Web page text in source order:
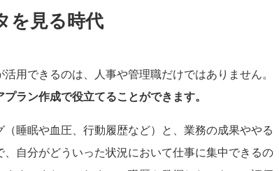
を見る時代
用できるのは、人事や管理職だけではありません。
ラン作成で役立てることができます。
睡眠や血圧、行動履歴など）と、業務の成果ややる
自分がどういった状況において仕事に集中できるの